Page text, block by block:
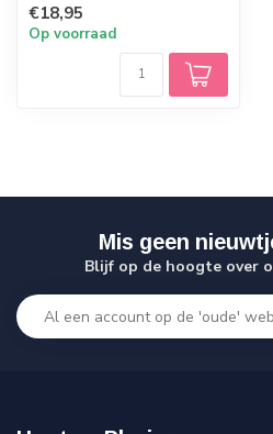
€18,95
Op voorraad
Mis geen
Blijf op de hoogte over